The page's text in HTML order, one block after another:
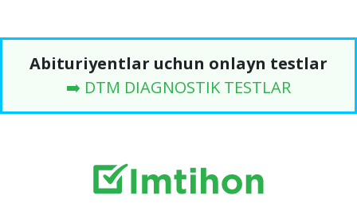
Abituriyentlar uchun onlayn testlar
➡️ DTM DIAGNOSTIK TESTLAR